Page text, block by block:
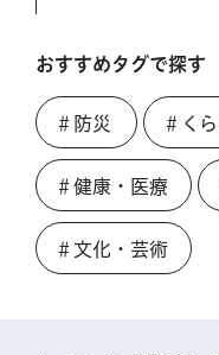
おすすめタグで探す
＃防災 ＃く
＃健康・医療
＃文化・芸術